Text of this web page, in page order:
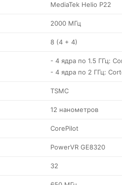
MediaTek Helio P22
2000 МГц
8 (4 + 4)
- 4 ядра по 1.5 ГГц:
- 4 ядра по 2 ГГц:
TSMC
12 нанометров
CorePilot
PowerVR GE8320
32